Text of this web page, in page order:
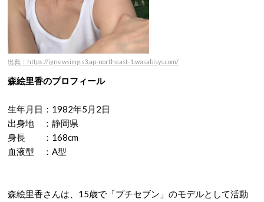
出典：https://ignewsimg.s3.ap-northeast-1.wasabisys.com/
森絵里香のプロフィール
生年月日：1982年5月2日
出身地 ：静岡県
身長 ：168cm
血液型 ：A型
森絵里香さんは、15歳で「プチセブン」のモデルとして活動